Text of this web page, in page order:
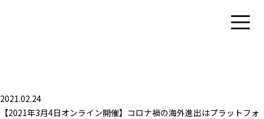
2021.02.24
【2021年3月4日オンライン開催】コロナ禍の海外進出はプラットフォ